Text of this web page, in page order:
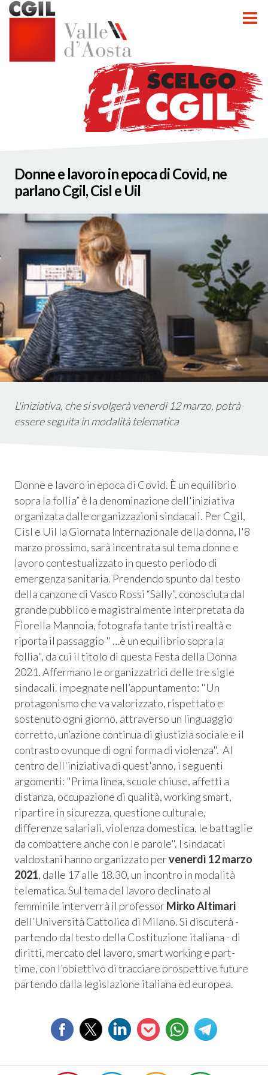
Donne e lavoro in epoca di Covid, ne
parlano Cgil, Cisl e Uil
L'iniziativa, che si svolgerà venerdì 12 marzo, potrà
essere seguita in modalità telematica
Donne e lavoro in epoca di Covid. È un equilibrio
sopra la follia” è la denominazione dell'iniziativa
organizata dalle organizzazioni sindacali. Per Cgil,
Cisl e Uil la Giornata Internazionale della donna, l'8
marzo prossimo, sarà incentrata sul tema donne e
lavoro contestualizzato in questo periodo di
emergenza sanitaria. Prendendo spunto dal testo
della canzone di Vasco Rossi “Sally”, conosciuta dal
grande pubblico e magistralmente interpretata da
Fiorella Mannoia, fotografa tante tristi realtà e
riporta il passaggio " …è un equilibrio sopra la
follia", da cui il titolo di questa Festa della Donna
2021. Affermano le organizzatrici delle tre sigle
sindacali. impegnate nell’appuntamento: "Un
protagonismo che va valorizzato, rispettato e
sostenuto ogni giorno, attraverso un linguaggio
corretto, un’azione continua di giustizia sociale e il
contrasto ovunque di ogni forma di violenza". Al
centro dell'iniziativa di quest'anno, i seguenti
argomenti: "Prima linea, scuole chiuse, affetti a
distanza, occupazione di qualità, working smart,
ripartire in sicurezza, questione culturale,
differenze salariali, violenza domestica, le battaglie
da combattere anche con le parole". I sindacati
valdostani hanno organizzato pervenerdì 12 marzo
2021, dalle 17 alle 18.30, un incontro in modalità
telematica. Sul tema del lavoro declinato al
femminile interverrà il professorMirko Altimari
dell’Università Cattolica di Milano. Si discuterà -
partendo dal testo della Costituzione italiana - di
diritti, mercato del lavoro, smart working e part-
time, con l’obiettivo di tracciare prospettive future
partendo dalla legislazione italiana ed europea.
INCA